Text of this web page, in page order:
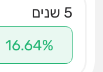
5 שנים
16.64%